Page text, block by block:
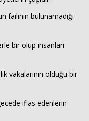
bulunamadığı
bir olup insanları
olduğu bir
iflas edenlerin
Haberin Doğru Adresi.